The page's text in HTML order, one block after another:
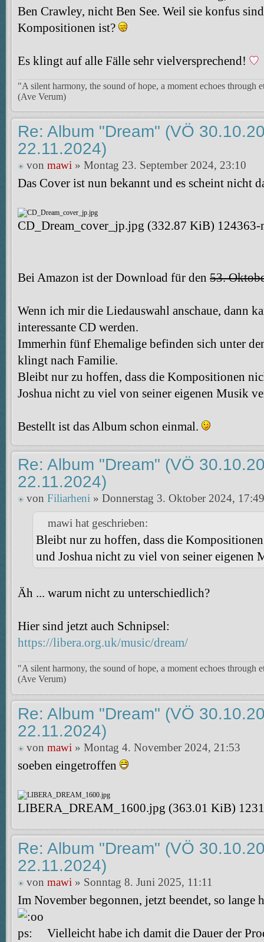
Ben Crawley, nicht Ben See. Weil sie konfus
Kompositionen ist?
Es klingt auf alle Fälle sehr vielversprechend!
"A silent harmony, the sound of hope, a moment echoes through
(Ave Verum)
Re: Album "Dream" (VÖ
22.11.2024)
von mawi » Montag 23. September 2024, 23:10
Das Cover ist nun bekannt und es scheint nicht
CD_Dream_cover_jp.jpg (332.87 KiB) 124363-
Bei Amazon ist der Download für den 53.
Wenn ich mir die Liedauswahl anschaue, dann
interessante CD werden.
Immerhin fünf Ehemalige befinden sich unter
klingt nach Familie.
Bleibt nur zu hoffen, dass die Kompositionen
Joshua nicht zu viel von seiner eigenen Musik
Bestellt ist das Album schon einmal.
Re: Album "Dream" (VÖ
22.11.2024)
von Filiarheni » Donnerstag 3. Oktober 2024, 17:49
mawi hat geschrieben:
Bleibt nur zu hoffen, dass die
und Joshua nicht zu viel von seiner eigenen
Äh ... warum nicht zu unterschiedlich?
Hier sind jetzt auch Schnipsel:
https://libera.org.uk/music/dream/
"A silent harmony, the sound of hope, a moment echoes through
(Ave Verum)
Re: Album "Dream" (VÖ
22.11.2024)
von mawi » Montag 4. November 2024, 21:53
soeben eingetroffen
LIBERA_DREAM_1600.jpg (363.01 KiB)
Re: Album "Dream" (VÖ
22.11.2024)
von mawi » Sonntag 8. Juni 2025, 11:11
Im November begonnen, jetzt beendet, so lange
Vielleicht habe ich damit die Dauer der